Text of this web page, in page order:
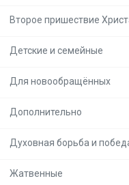
Второе пришествие
Детские и семейные
Для новообращённых
Дополнительно
Духовная борьба и
Жатвенные